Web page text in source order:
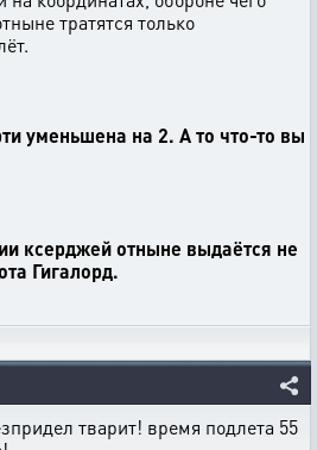
тратятся только
уменьшена на 2. А то что-то вы
ксерджей отныне выдаётся не
Гигалорд.
тварит! время подлета 55